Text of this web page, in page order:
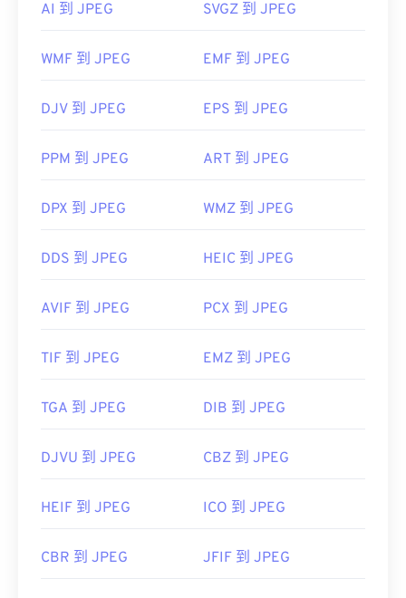
Chrome）、Microsoft 應用程式（例如 Microsoft
Preview）中自動開啟。
開發者： Chrome
聯合影像專家小組
實用連結：
AI 到 JPEG SVGZ 到 JPEG
WMF 到 JPEG EMF 到 JPEG
DJV 到 JPEG EPS 到 JPEG
PPM 到 JPEG ART 到 JPEG
DPX 到 JPEG WMZ 到 JPEG
DDS 到 JPEG HEIC 到 JPEG
AVIF 到 JPEG PCX 到 JPEG
TIF 到 JPEG EMZ 到 JPEG
TGA 到 JPEG DIB 到 JPEG
DJVU 到 JPEG CBZ 到 JPEG
HEIF 到 JPEG ICO 到 JPEG
CBR 到 JPEG JFIF 到 JPEG